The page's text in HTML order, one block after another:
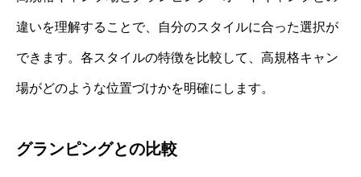
違いを理解することで、自分のスタイルに合った選択が
できます。各スタイルの特徴を比較して、高規格キャン
場がどのような位置づけかを明確にします。
グランピングとの比較